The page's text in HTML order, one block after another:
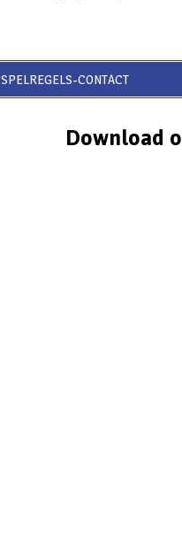
SPELREGELS-CONTACT
Download